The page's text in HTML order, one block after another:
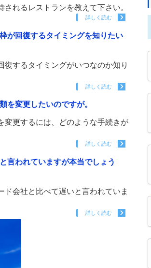
れるレストランを教えて下さい。
詳しく読む
が回復するタイミングを知りたい
するタイミングがいつなのか知り
詳しく読む
を変更したいのですが。
変更するには、どのような手続きが
詳しく読む
言われていますが本当でしょう
会社と比べて遅いと言われていま
詳しく読む